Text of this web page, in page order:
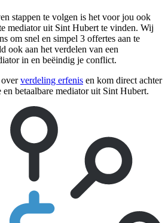
stappen te volgen is het voor jou ook
mediator uit Sint Hubert te vinden. Wij
om snel en simpel 3 offertes aan te
ook aan het verdelen van een
in en beëindig je conflict.
verdeling erfenis en kom direct achter
betaalbare mediator uit Sint Hubert.